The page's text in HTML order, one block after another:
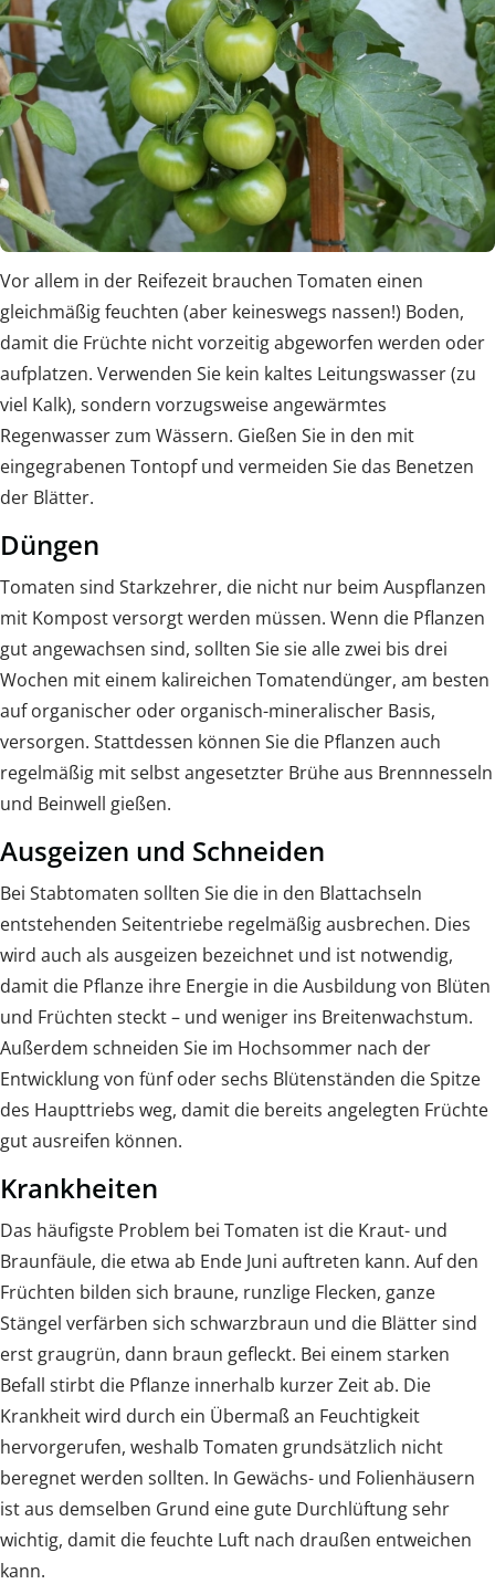
Vor allem in der Reifezeit brauchen Tomaten einen
gleichmäßig feuchten (aber keineswegs nassen!) Boden,
damit die Früchte nicht vorzeitig abgeworfen werden oder
aufplatzen. Verwenden Sie kein kaltes Leitungswasser (zu
viel Kalk), sondern vorzugsweise angewärmtes
Regenwasser zum Wässern. Gießen Sie in den mit
eingegrabenen Tontopf und vermeiden Sie das Benetzen
der Blätter.
Düngen
Tomaten sind Starkzehrer, die nicht nur beim Auspflanzen
mit Kompost versorgt werden müssen. Wenn die Pflanzen
gut angewachsen sind, sollten Sie sie alle zwei bis drei
Wochen mit einem kalireichen Tomatendünger, am besten
auf organischer oder organisch-mineralischer Basis,
versorgen. Stattdessen können Sie die Pflanzen auch
regelmäßig mit selbst angesetzter Brühe aus Brennnesseln
und Beinwell gießen.
Ausgeizen und Schneiden
Bei Stabtomaten sollten Sie die in den Blattachseln
entstehenden Seitentriebe regelmäßig ausbrechen. Dies
wird auch als ausgeizen bezeichnet und ist notwendig,
damit die Pflanze ihre Energie in die Ausbildung von Blüten
und Früchten steckt – und weniger ins Breitenwachstum.
Außerdem schneiden Sie im Hochsommer nach der
Entwicklung von fünf oder sechs Blütenständen die Spitze
des Haupttriebs weg, damit die bereits angelegten Früchte
gut ausreifen können.
Krankheiten
Das häufigste Problem bei Tomaten ist die Kraut- und
Braunfäule, die etwa ab Ende Juni auftreten kann. Auf den
Früchten bilden sich braune, runzlige Flecken, ganze
Stängel verfärben sich schwarzbraun und die Blätter sind
erst graugrün, dann braun gefleckt. Bei einem starken
Befall stirbt die Pflanze innerhalb kurzer Zeit ab. Die
Krankheit wird durch ein Übermaß an Feuchtigkeit
hervorgerufen, weshalb Tomaten grundsätzlich nicht
beregnet werden sollten. In Gewächs- und Folienhäusern
ist aus demselben Grund eine gute Durchlüftung sehr
wichtig, damit die feuchte Luft nach draußen entweichen
kann.